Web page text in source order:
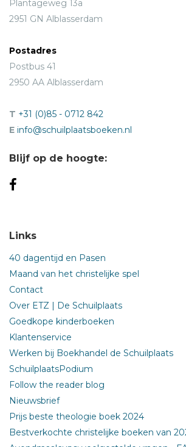
Plantageweg 13a
2951 GN Alblasserdam
Postadres
Postbus 41
2950 AA Alblasserdam
T +31 (0)85 - 0712 842
E info@schuilplaatsboeken.nl
Blijf op de hoogte:
Links
40 dagentijd en Pasen
Maand van het christelijke spel
Contact
Over ETZ | De Schuilplaats
Goedkope kinderboeken
Klantenservice
Werken bij Boekhandel de Schuilplaats
SchuilplaatsPodium
Follow the reader blog
Nieuwsbrief
Prijs beste theologie boek 2024
Bestverkochte christelijke boeken van